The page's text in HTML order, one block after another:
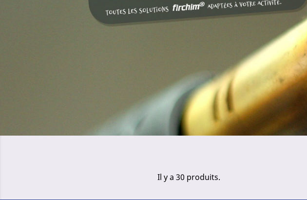
Il y a 30 produits.